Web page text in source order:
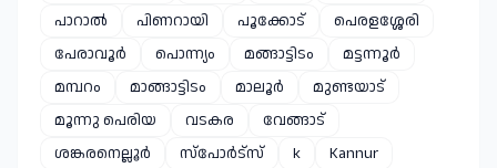
പാറാൽ
പിണറായി പൂക്കോട്
പെരളശ്ശേരി
പേരാവൂർ
പൊന്ന്യം മങ്ങാട്ടിടം
മട്ടന്നൂർ
മമ്പറം
മാങ്ങാട്ടിടം മാലൂർ
മുണ്ടയാട്
മൂന്നു പെരിയ
വടകര
വേങ്ങാട്
ശങ്കരനെല്ലൂർ
സ്പോർട്സ് k
Kannur